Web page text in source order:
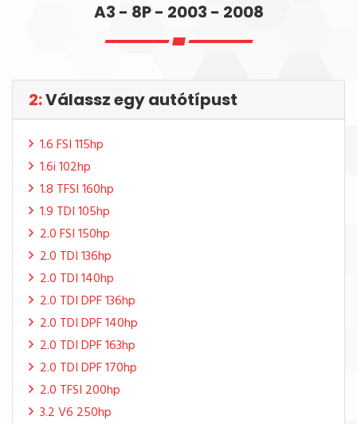
A3 - 8P - 2003 - 2008
2:Válassz egy autótípust
1.6 FSI 115hp
1.6i 102hp
1.8 TFSI 160hp
1.9 TDI 105hp
2.0 FSI 150hp
2.0 TDI 136hp
2.0 TDI 140hp
2.0 TDI DPF 136hp
2.0 TDI DPF 140hp
2.0 TDI DPF 163hp
2.0 TDI DPF 170hp
2.0 TFSI 200hp
3.2 V6 250hp